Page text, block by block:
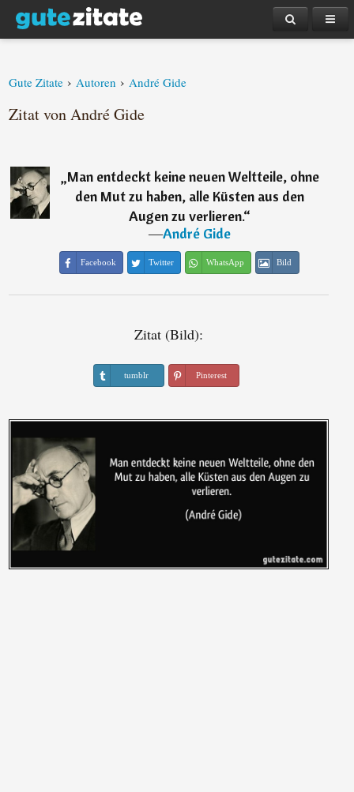
Gute Zitate › Autoren › André Gide
Zitat von André Gide
„Man entdeckt keine neuen Weltteile, ohne
den Mut zu haben, alle Küsten aus den
Augen zu verlieren.“
―André Gide
Facebook Twitter WhatsApp Bild
Zitat (Bild):
tumblr Pinterest